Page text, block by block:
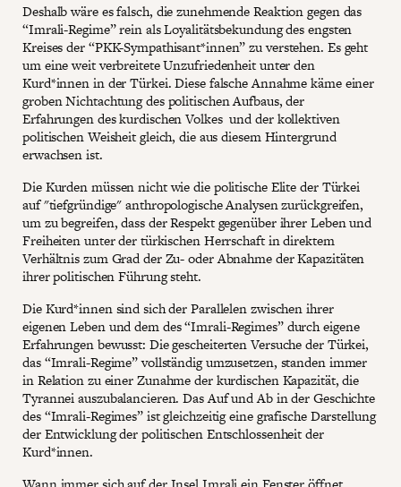
Deshalb wäre es falsch, die zunehmende Reaktion gegen das
“Imrali-Regime” rein als Loyalitätsbekundung des engsten
Kreises der “PKK-Sympathisant*innen” zu verstehen. Es geht
um eine weit verbreitete Unzufriedenheit unter den
Kurd*innen in der Türkei. Diese falsche Annahme käme einer
groben Nichtachtung des politischen Aufbaus, der
Erfahrungen des kurdischen Volkes und der kollektiven
politischen Weisheit gleich, die aus diesem Hintergrund
erwachsen ist.
Die Kurden müssen nicht wie die politische Elite der Türkei
auf "tiefgründige" anthropologische Analysen zurückgreifen,
um zu begreifen, dass der Respekt gegenüber ihrer Leben und
Freiheiten unter der türkischen Herrschaft in direktem
Verhältnis zum Grad der Zu- oder Abnahme der Kapazitäten
ihrer politischen Führung steht.
Die Kurd*innen sind sich der Parallelen zwischen ihrer
eigenen Leben und dem des “Imrali-Regimes” durch eigene
Erfahrungen bewusst: Die gescheiterten Versuche der Türkei,
das “Imrali-Regime” vollständig umzusetzen, standen immer
in Relation zu einer Zunahme der kurdischen Kapazität, die
Tyrannei auszubalancieren. Das Auf und Ab in der Geschichte
des “Imrali-Regimes” ist gleichzeitig eine grafische Darstellung
der Entwicklung der politischen Entschlossenheit der
Kurd*innen.